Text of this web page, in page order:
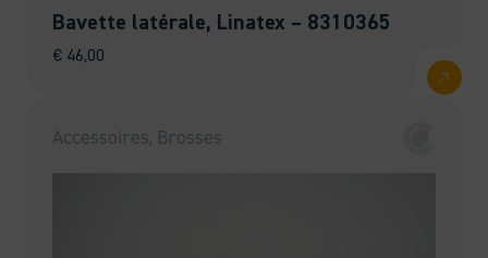
Bavette latérale, Linatex – 8310365
€ 46,00
Accessoires, Brosses